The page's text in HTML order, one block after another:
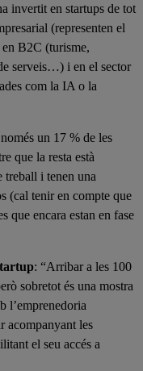
invertit en startups de tot
(representen el
B2C (turisme,
serveis…) i en el sector
com la IA o la
un 17 % de les
que la resta està
treball i tenen una
(cal tenir en compte que
que encara estan en fase
: “Arribar a les 100
sobretot és una mostra
l’emprenedoria
acompanyant les
el seu accés a